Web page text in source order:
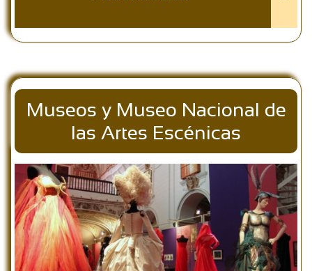
Museos y Museo Nacional de
las Artes Escénicas